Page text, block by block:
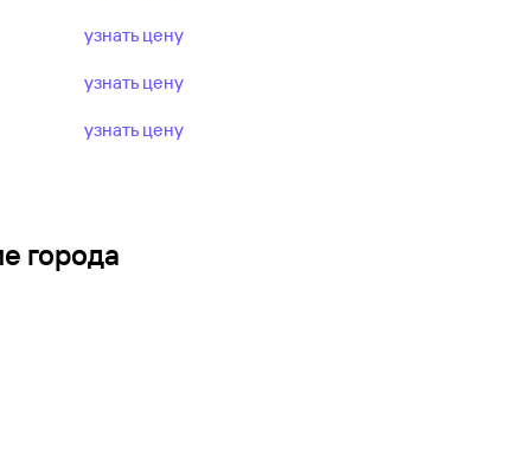
узнать цену
узнать цену
узнать цену
города